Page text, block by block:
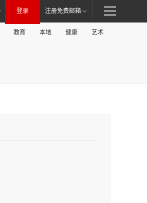
登录 注册免费邮箱
教育 本地 健康 艺术